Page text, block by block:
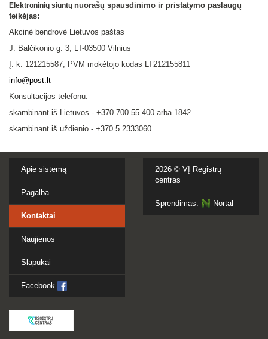
Elektroninių siuntų nuorašų spausdinimo ir pristatymo paslaugų
teikėjas:
Akcinė bendrovė Lietuvos paštas
J. Balčikonio g. 3, LT-03500 Vilnius
Į. k. 121215587, PVM mokėtojo kodas LT212155811
info@post.lt
Konsultacijos telefonu:
skambinant iš Lietuvos - +370 700 55 400 arba 1842
skambinant iš uždienio - +370 5 2333060
Apie sistemą
Pagalba
Kontaktai
Naujienos
Slapukai
Facebook
2026 © VĮ Registrų
centras
Sprendimas: Nortal